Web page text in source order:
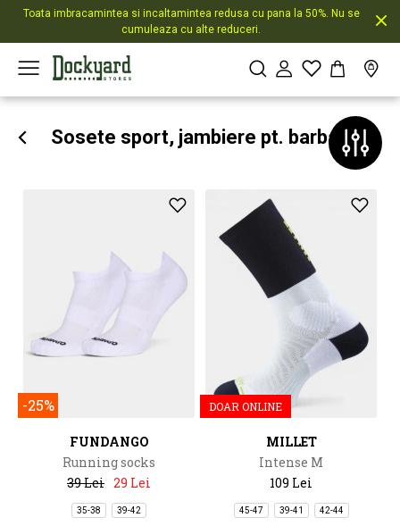
Toata imbracamintea si incaltamintea redusa cu pana la 50%. Nu se
cumuleaza cu alte reduceri.
Sosete sport, jambiere pt. barbati
-25%
FUNDANGO
Running socks
39 Lei 29 Lei
35-38 39-42
DOAR ONLINE
MILLET
Intense M
109 Lei
45-47 39-41 42-44